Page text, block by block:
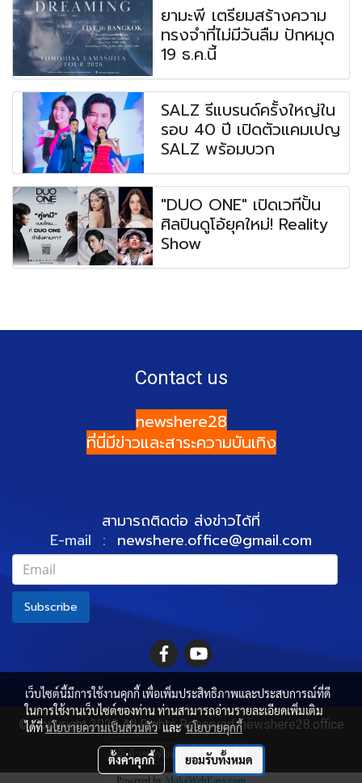
ยามะพี เตรียมสร้างความ
ทรงจำที่ไม่มีวันลืม ปักหมุด
19 ธ.ค.นี้
SALZ รีแบรนด์ครั้งใหญ่ใน
รอบ 40 ปี เปิดตัวแคมเปญ
SALZ พร้อมบวก
"DUO ONE" เปิดเวทีปั้น
ศิลปินดูโอ้ยุคใหม่! Reality
Show
Contact us
newshere28
ที่นี่มีข่าวและสาระความบันเทิง
สามารถติดต่อ ส่งข่าวได้ที่
E-mail : newshere.office@gmail.com
Subscribe
© Copyright 2022 All Rights Reserved. newshere28.office
ผู้เข้าชมวันนี้
315
Powered by MakeWebEasy.com
เว็บไซต์นี้มีการใช้งานคุกกี้ เพื่อเพิ่มประสิทธิภาพและประสบการณ์ที่ดี
ในการใช้งานเว็บไซต์ของท่าน ท่านสามารถอ่านรายละเอียดเพิ่มเติม
ได้ที่นโยบายความเป็นส่วนตัวและนโยบายคุกกี้
ตั้งค่าคุกกี้ ยอมรับทั้งหมด